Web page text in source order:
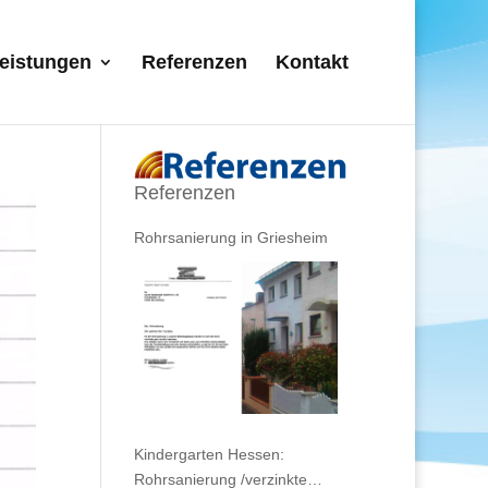
Referenzen Kontakt
Referenzen
Rohrsanierung in Griesheim
Kindergarten Hessen:
Rohrsanierung /verzinkte